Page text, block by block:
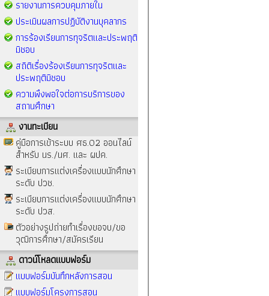
รายงานการควบคุมภายใน
ประเมินผลการปฏิบัติงานบุคลากร
การร้องเรียนการทุจริตและประพฤติ
มิชอบ
สถิติเรื่องร้องเรียนการทุจริตและ
ประพฤติมิชอบ
ความพึงพอใจต่อการบริการของ
สถานศึกษา
งานทะเบียน
คู่มือการเข้าระบบ ศธ.02 ออนไลน์
สำหรับ นร./นศ. และ ผปค.
ระเบียบการแต่งเครื่องแบบนักศึกษา
ระดับ ปวช.
ระเบียบการแต่งเครื่องแบบนักศึกษา
ระดับ ปวส.
ตัวอย่างรูปถ่ายทำเรื่องขอจบ/ขอ
วุฒิการศึกษา/สมัครเรียน
ดาวน์โหลดแบบฟอร์ม
แบบฟอร์มบันทึกหลังการสอน
แบบฟอร์มโครงการสอน